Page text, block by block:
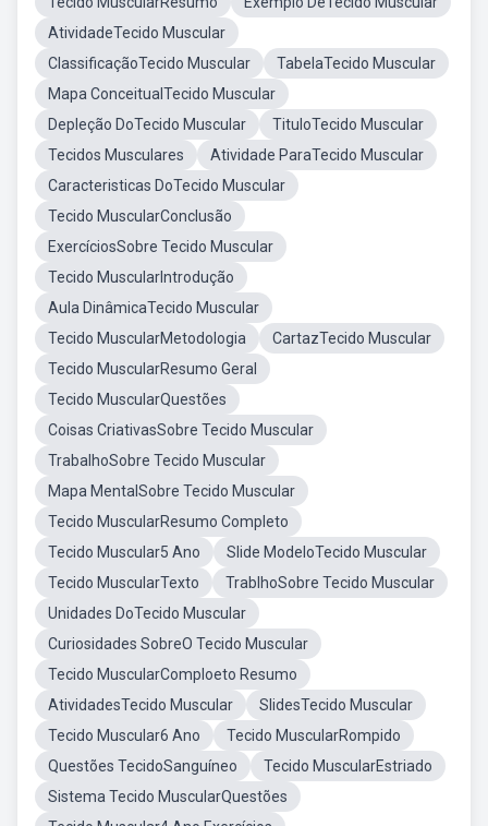
AtividadeTecido Muscular
ClassificaçãoTecido Muscular
TabelaTecido Muscular
Mapa ConceitualTecido Muscular
Depleção DoTecido Muscular
TituloTecido Muscular
Tecidos Musculares
Atividade ParaTecido Muscular
Caracteristicas DoTecido Muscular
Tecido MuscularConclusão
ExercíciosSobre Tecido Muscular
Tecido MuscularIntrodução
Aula DinâmicaTecido Muscular
Tecido MuscularMetodologia
CartazTecido Muscular
Tecido MuscularResumo Geral
Tecido MuscularQuestões
Coisas CriativasSobre Tecido Muscular
TrabalhoSobre Tecido Muscular
Mapa MentalSobre Tecido Muscular
Tecido MuscularResumo Completo
Tecido Muscular5 Ano
Slide ModeloTecido Muscular
Tecido MuscularTexto
TrablhoSobre Tecido Muscular
Unidades DoTecido Muscular
Curiosidades SobreO Tecido Muscular
Tecido MuscularComploeto Resumo
AtividadesTecido Muscular
SlidesTecido Muscular
Tecido Muscular6 Ano
Tecido MuscularRompido
Questões TecidoSanguíneo
Tecido MuscularEstriado
Sistema Tecido MuscularQuestões